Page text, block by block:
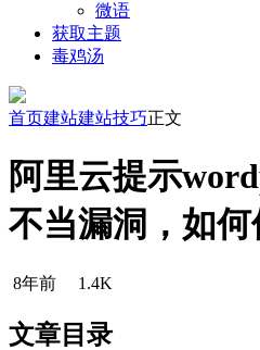
微语
获取主题
毒鸡汤
首页建站建站技巧正文
阿里云提示
不当漏洞，如何
8年前 1.4K
文章目录